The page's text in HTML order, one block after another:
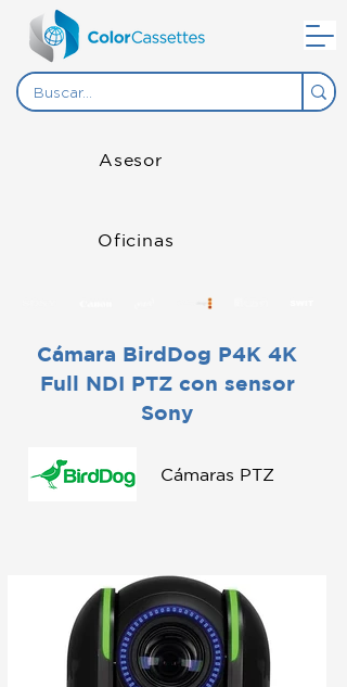
Asesor
Oficinas
Cámara BirdDog P4K 4K
Full NDI PTZ con sensor
Sony
Cámaras PTZ